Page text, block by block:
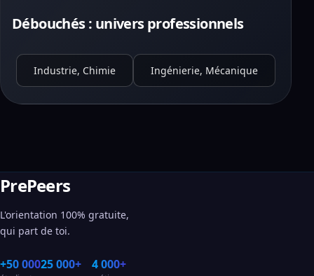
Débouchés : univers professionnels
Industrie, Chimie Ingénierie, Mécanique
PrePeers
L'orientation 100% gratuite,
qui part de toi.
+50 00025 000+ 4 000+